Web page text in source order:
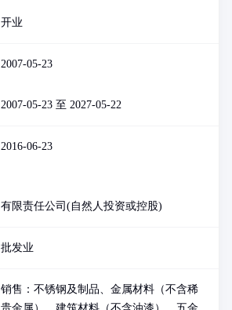
开业
2007-05-23
2007-05-23 至 2027-05-22
2016-06-23
有限责任公司(自然人投资或控股)
批发业
销售：不锈钢及制品、金属材料（不含稀